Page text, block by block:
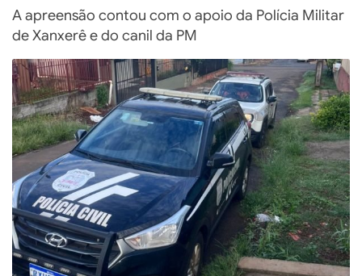
A apreensão contou com o apoio da Polícia Militar
de Xanxerê e do canil da PM